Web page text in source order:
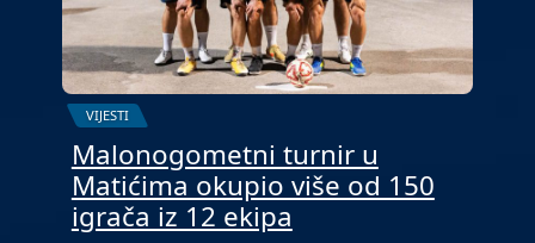
VIJESTI
Malonogometni turnir u
Matićima okupio više od 150
igrača iz 12 ekipa